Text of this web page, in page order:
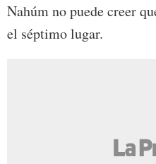
Nahúm no puede creer
el séptimo lugar.